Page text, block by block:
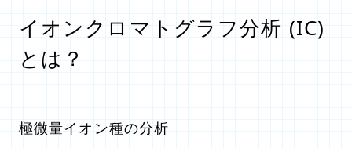
イオンクロマトグラフ分析 (IC)
とは？
極微量イオン種の分析